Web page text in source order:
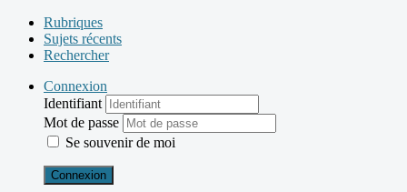
Rubriques
Sujets récents
Rechercher
Connexion
Identifiant
Mot de passe
Se souvenir de moi
Connexion